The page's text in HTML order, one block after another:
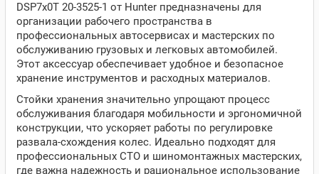
DSP7x0T 20-3525-1 от Hunter предназначены для
организации рабочего пространства в
профессиональных автосервисах и мастерских по
обслуживанию грузовых и легковых автомобилей.
Этот аксессуар обеспечивает удобное и безопасное
хранение инструментов и расходных материалов.
Стойки хранения значительно упрощают процесс
обслуживания благодаря мобильности и эргономичной
конструкции, что ускоряет работы по регулировке
развала-схождения колес. Идеально подходят для
профессиональных СТО и шиномонтажных мастерских,
где важна надежность и рациональное использование